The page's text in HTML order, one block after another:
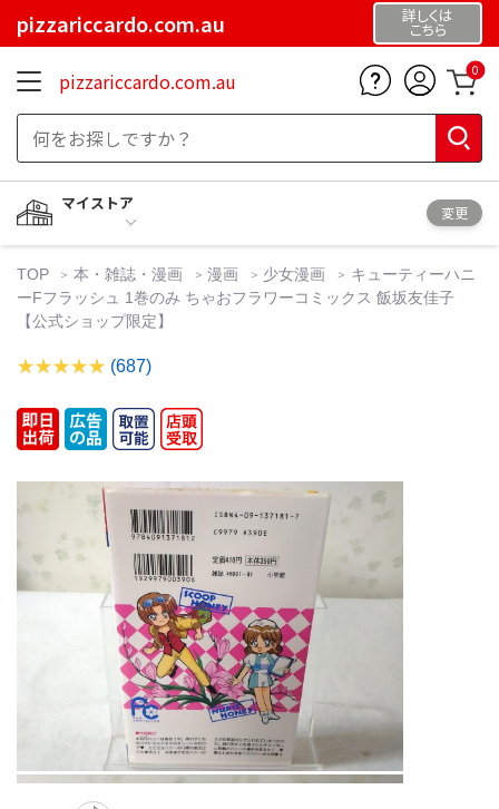
pizzariccardo.com.au 詳しくは
こちら
pizzariccardo.com.au 0
マイストア
変更
TOP 本・雑誌・漫画 漫画 少女漫画
キューティーハニ
ーFフラッシュ 1巻のみ ちゃおフラワーコミックス 飯坂友佳子
【公式ショップ限定】
(687)